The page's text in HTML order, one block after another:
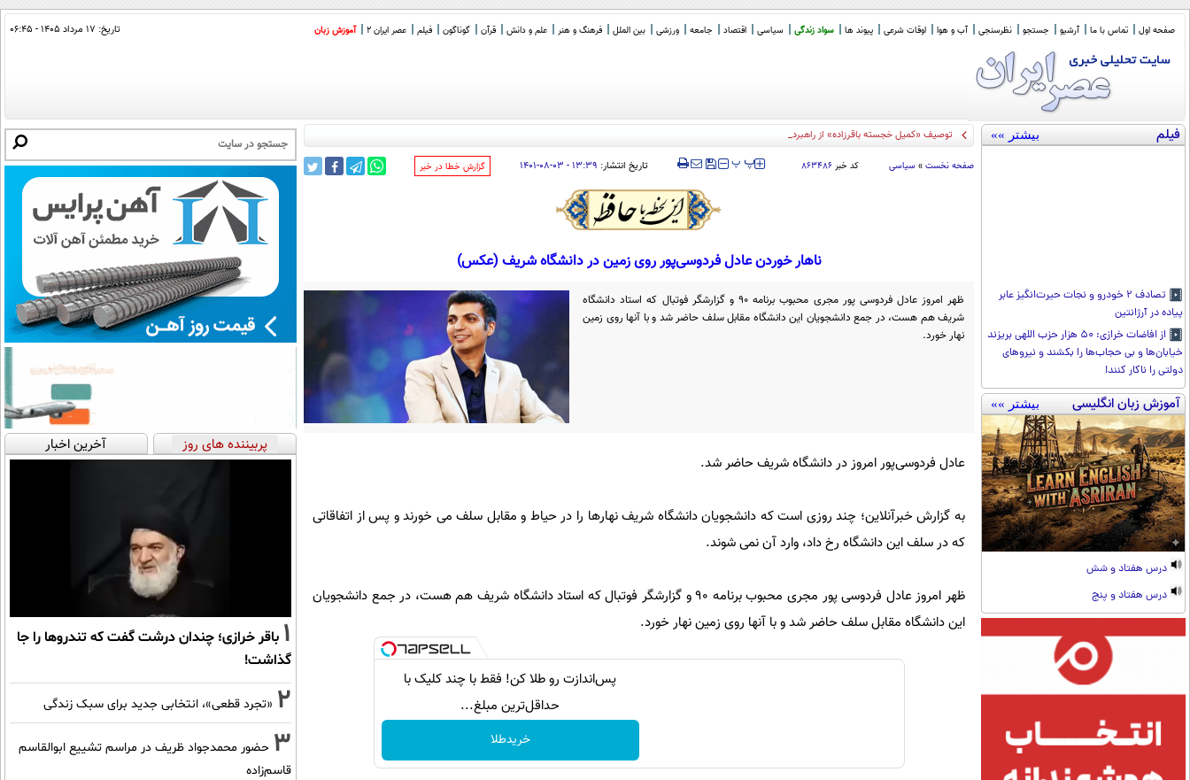
صفحه اول تماس با ما آرشیو جستجو نظرسنجی آب و هوا اوقات شرعی پیوند ها سواد زندگی سیاسی اقتصاد جامعه ورزشی بین الملل فرهنگ و هنر علم و دانش قرآن گوناگون فیلم عصر ایران 2 آموزش زبان تاریخ: ۱۷ مرداد ۱۴۰۵ - ۰۶:۴۵
فیلم بیشتر »»
تصادف ۲ خودرو و نجات حیر‌ت‌انگیز عابر
پیاده در آرژانتین
از افاضات خرازی: ۵۰ هزار حزب اللهی بریزند
خیابان‌ها و بی حجاب‌ها را بکشند و نیرو‌های
دولتی را ناکار کنند!
آموزش زبان انگلیسی بیشتر »»
درس هفتاد و شش
درس هفتاد و پنج
توصیف «کمیل خجسته باقرزاده» از راهبردهای رهبری در شکل دادن به نظم ج
صفحه نخست » سیاسی کد خبر ۸۶۳۴۸۶ ‍‍‍ پ پ تاریخ انتشار: ۱۳:۳۹ - ۰۳-۰۸-۱۴۰۱ ‌گزارش خطا در خبر
ناهار خوردن عادل فردوسی‌پور روی زمین در دانشگاه شریف (عکس)
ظهر امروز عادل فردوسی پور مجری محبوب برنامه 90 و گزارشگر فوتبال که استاد دانشگاه
شریف هم هست، در جمع دانشجویان این دانشگاه مقابل سلف حاضر شد و با آنها روی زمین
نهار خورد.
عادل فردوسی‌پور امروز در دانشگاه شریف حاضر شد.
به گزارش خبرآنلاین؛ چند روزی است که دانشجویان دانشگاه شریف نهارها را در حیاط و مقابل سلف می خورند و پس از اتفاقاتی
که در سلف این دانشگاه رخ داد، وارد آن نمی شوند.
ظهر امروز عادل فردوسی پور مجری محبوب برنامه 90 و گزارشگر فوتبال که استاد دانشگاه شریف هم هست، در جمع دانشجویان
این دانشگاه مقابل سلف حاضر شد و با آنها روی زمین نهار خورد.
پس‌اندازت رو طلا کن! فقط با چند کلیک با
حداقل‌ترین مبلغ...
خریدطلا
پربیننده های روز آخرین اخبار
1 باقر خرازی؛ چندان درشت گفت که تندروها را جا
گذاشت!
2 «تجرد قطعی»، انتخابی جدید برای سبک زندگی
3 حضور محمدجواد ظریف در مراسم تشییع ابوالقاسم
قاسم‌زاده